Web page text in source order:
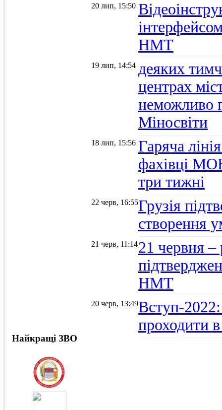
20 лип, 15:50
НМТ
19 лип, 14:54 деяких
центрах
неможливо
Міносвіти
18 лип, 15:56 Гаряча
фахівці
три тижні
22 черв, 16:55Грузія
створення
21 черв, 11:1421 червня –
НМТ
20 черв, 13:49Вступ-
проходити в
Найкращі ЗВО